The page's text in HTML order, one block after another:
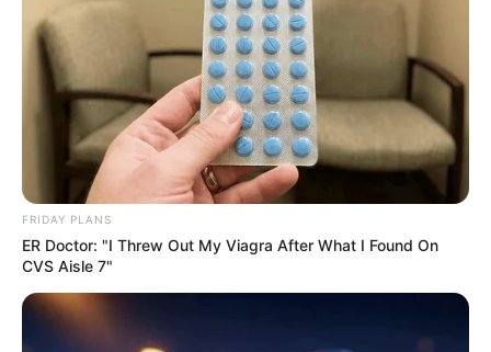
FRIDAY PLANS
ER Doctor: "I Threw Out My Viagra After What I Found On
CVS Aisle 7"